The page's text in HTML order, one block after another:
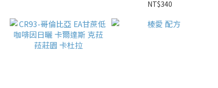
Espresso Review (0.25磅)
NT$340